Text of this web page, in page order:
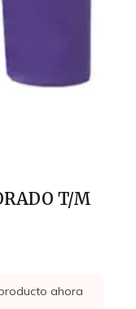
T/M
ahora